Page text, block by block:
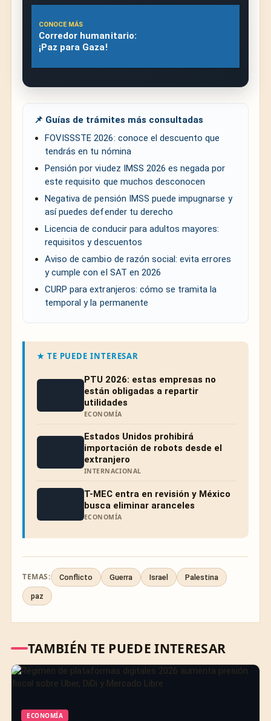
CONOCE MÁS
Corredor humanitario:
¡Paz para Gaza!
📌 Guías de trámites más consultadas
FOVISSSTE 2026: conoce el descuento que
tendrás en tu nómina
Pensión por viudez IMSS 2026 es negada por
este requisito que muchos desconocen
Negativa de pensión IMSS puede impugnarse y
así puedes defender tu derecho
Licencia de conducir para adultos mayores:
requisitos y descuentos
Aviso de cambio de razón social: evita errores
y cumple con el SAT en 2026
CURP para extranjeros: cómo se tramita la
temporal y la permanente
★ TE PUEDE INTERESAR
PTU 2026: estas empresas no
están obligadas a repartir
utilidades
ECONOMÍA
Estados Unidos prohibirá
importación de robots desde el
extranjero
INTERNACIONAL
T-MEC entra en revisión y México
busca eliminar aranceles
ECONOMÍA
TEMAS: Conflicto Guerra Israel Palestina
paz
TAMBIÉN TE PUEDE INTERESAR
ECONOMÍA